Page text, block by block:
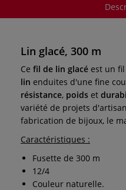
Lin glacé, 300 m
Ce fil de lin glacé est un
lin enduites d'une fine
résistance, poids et
variété de projets
fabrication de bijoux, le
Caractéristiques :
Fusette de 300 m
12/4
Couleur naturelle.